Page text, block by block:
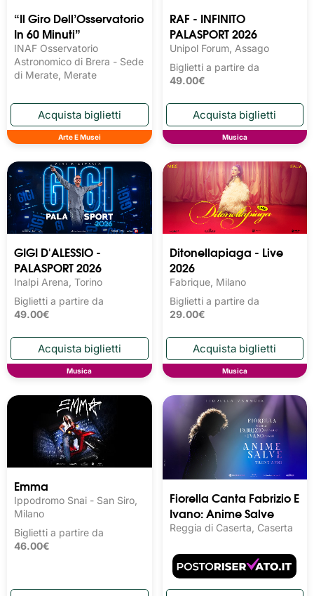
“Il Giro Dell’Osservatorio
In 60 Minuti”
INAF Osservatorio
Astronomico di Brera - Sede
di Merate, Merate
Arte E Musei
RAF - INFINITO
PALASPORT 2026
Unipol Forum, Assago
Biglietti a partire da
49.00€
Musica
GIGI D'ALESSIO -
PALASPORT 2026
Inalpi Arena, Torino
Biglietti a partire da
49.00€
Musica
Ditonellapiaga - Live
2026
Fabrique, Milano
Biglietti a partire da
29.00€
Musica
Emma
Ippodromo Snai - San Siro,
Milano
Biglietti a partire da
46.00€
Fiorella Canta Fabrizio E
Ivano: Anime Salve
Reggia di Caserta, Caserta